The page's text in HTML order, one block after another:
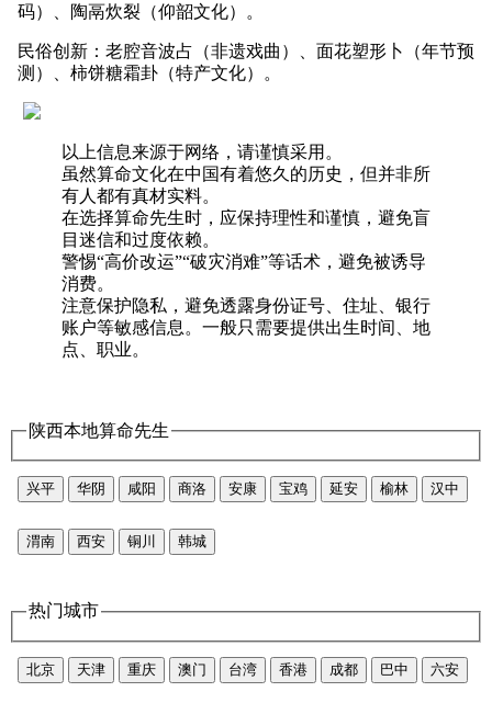
码）、陶鬲炊裂（仰韶文化）。
民俗创新：老腔音波占（非遗戏曲）、面花塑形卜（年节预
测）、柿饼糖霜卦（特产文化）。
以上信息来源于网络，请谨慎采用。
虽然算命文化在中国有着悠久的历史，但并非所
有人都有真材实料。
在选择算命先生时，应保持理性和谨慎，避免盲
目迷信和过度依赖。
警惕“高价改运”“破灾消难”等话术，避免被诱导
消费。
注意保护隐私，避免透露身份证号、住址、银行
账户等敏感信息。一般只需要提供出生时间、地
点、职业。
陕西本地算命先生
兴平 华阴 咸阳 商洛 安康 宝鸡 延安 榆林 汉中
渭南 西安 铜川 韩城
热门城市
北京 天津 重庆 澳门 台湾 香港 成都 巴中 六安